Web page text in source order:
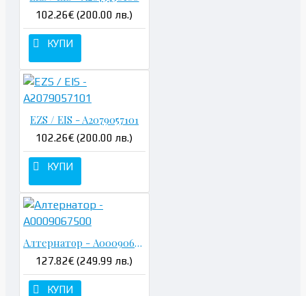
102.26€ (200.00 лв.)
КУПИ
EZS / EIS - A2079057101
102.26€ (200.00 лв.)
КУПИ
Алтернатор - A0009067500
127.82€ (249.99 лв.)
КУПИ